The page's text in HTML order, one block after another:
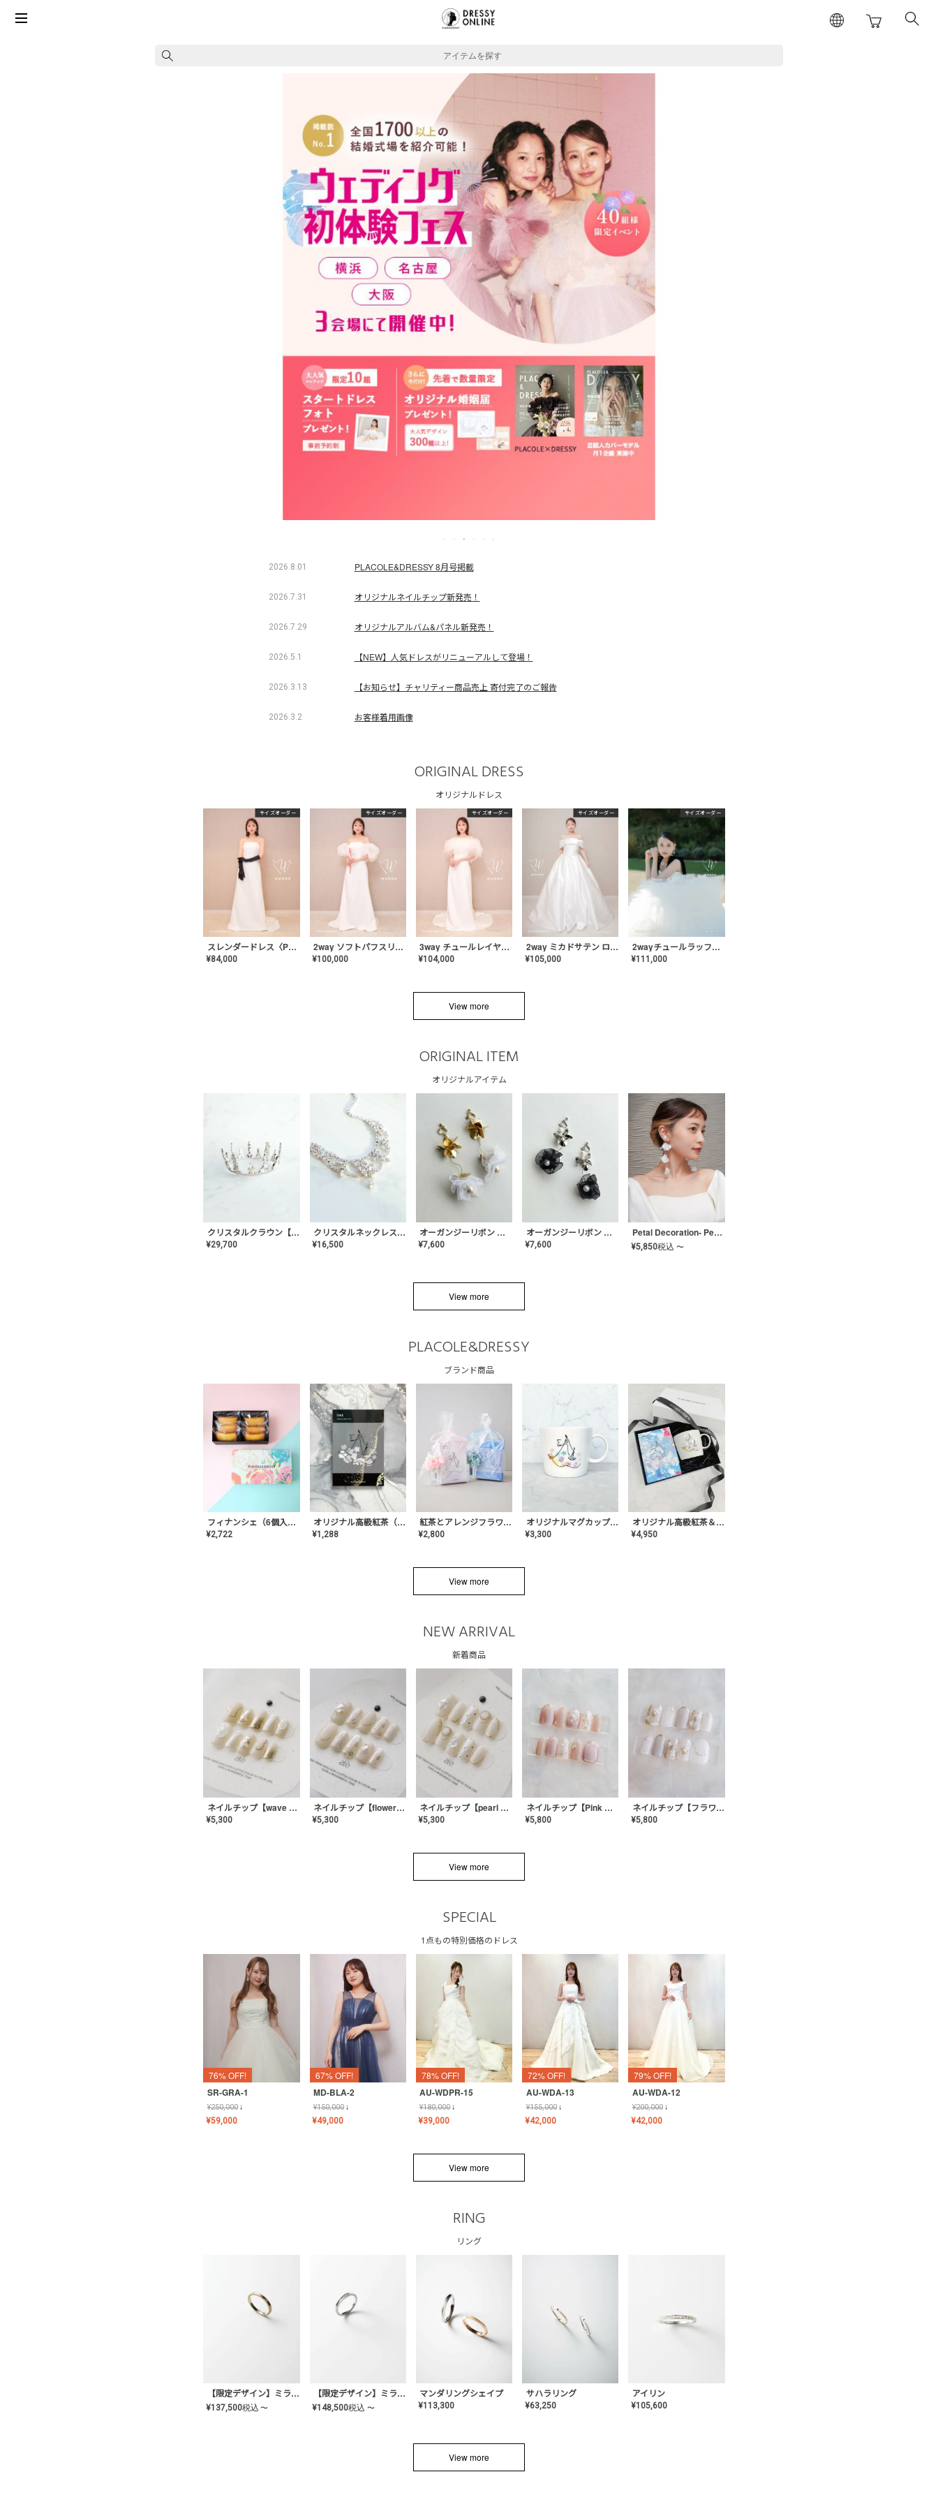
アイテムを探す
2026.8.01 PLACOLE&DRESSY 8月号掲載
2026.7.31 オリジナルネイルチップ新発売！
2026.7.29 オリジナルアルバム&パネル新発売！
2026.5.1 【NEW】人気ドレスがリニューアルして登場！
2026.3.13 【お知らせ】チャリティー商品売上 寄付完了のご報告
2026.3.2 お客様着用画像
ORIGINAL DRESS
オリジナルドレス
サイズオーダー
スレンダードレス〈PD-WDOR-2110〉
¥84,000
サイズオーダー
2way ソフトパフスリーブ スレンダードレス〈PD-WDOR-2112〉
¥100,000
サイズオーダー
3way チュールレイヤーオフショルダー スレンダードレス〈PD-WDOR-2111〉
¥104,000
サイズオーダー
2way ミカドサテン ロールカラードレス〈PD-WDOR-511〉
¥105,000
サイズオーダー
2wayチュールラッフルドレス〈PD-WDOR-341〉
¥111,000
View more
ORIGINAL ITEM
オリジナルアイテム
クリスタルクラウン【MA-COHD-01】韓国風クラウン/ウェディングクラウン/ティアラ
¥29,700
クリスタルネックレス-Lace【MA-CONL-02】
¥16,500
オーガンジーリボン バレリーナイヤリング&ピアス【White】〈PV-COER-12〉
¥7,600
オーガンジーリボン バレリーナイヤリング&ピアス【Black】〈PV-COER-11〉
¥7,600
Petal Decoration- Pearl【JA-COER-3】
¥5,850税込 〜
View more
PLACOLE&DRESSY
ブランド商品
フィナンシェ（6個入り）
¥2,722
オリジナル高級紅茶（TIME/タイム）【ギフト/プチギフト/プレゼント/内祝い/結婚式/オリジナル配合/高品質/ハーブティー/茶葉/記念日/お返し/手土産/美容/おしゃれ】
¥1,288
紅茶とアレンジフラワーのセット
¥2,800
オリジナルマグカップ【AT-TW-03】ギフトセット有/プレゼント/内祝い/結婚式/ペア/食器/テーブルウェア/記念日/お返し/特別/高級/おしゃれ
¥3,300
オリジナル高級紅茶＆マグカップ ギフト【AT-GF-02】ギフトセット/プレゼント/内祝い/結婚式/ハーブティー/高品質/マグカップ/食器/記念日/お返し/手土産/美容/おしゃれ
¥4,950
View more
NEW ARRIVAL
新着商品
ネイルチップ【wave mirror】AE-CONA-04
¥5,300
ネイルチップ【flower shell】AE-CONA-03
¥5,300
ネイルチップ【pearl bijou】AE-CONA-02
¥5,300
ネイルチップ【Pink Glow Nail】MK-CONA-04
¥5,800
ネイルチップ【フラワーシフォンネイル】MK-CONA-03
¥5,800
View more
SPECIAL
1点もの特別価格のドレス
76% OFF!
SR-GRA-1
¥250,000↓
¥59,000
67% OFF!
MD-BLA-2
¥150,000↓
¥49,000
78% OFF!
AU-WDPR-15
¥180,000↓
¥39,000
72% OFF!
AU-WDA-13
¥155,000↓
¥42,000
79% OFF!
AU-WDA-12
¥200,000↓
¥42,000
View more
RING
リング
【限定デザイン】ミライ(mill-ai)リング
¥137,500税込 〜
【限定デザイン】ミライ(mill-ai)リング
¥148,500税込 〜
マンダリングシェイプ
¥113,300
サハラリング
¥63,250
アイリン
¥105,600
View more